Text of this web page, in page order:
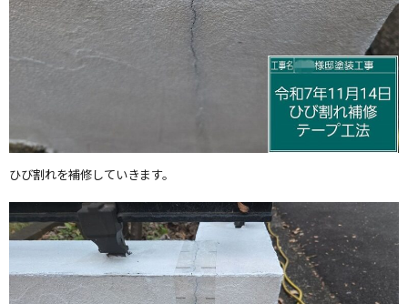
ひび割れを補修していきます。